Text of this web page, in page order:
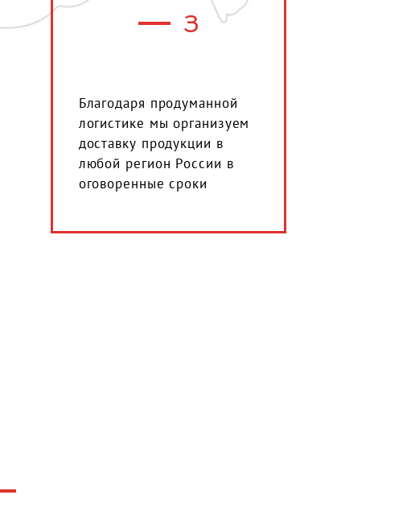
3
Благодаря продуманной
логистике мы организуем
доставку продукции в
любой регион России в
оговоренные сроки